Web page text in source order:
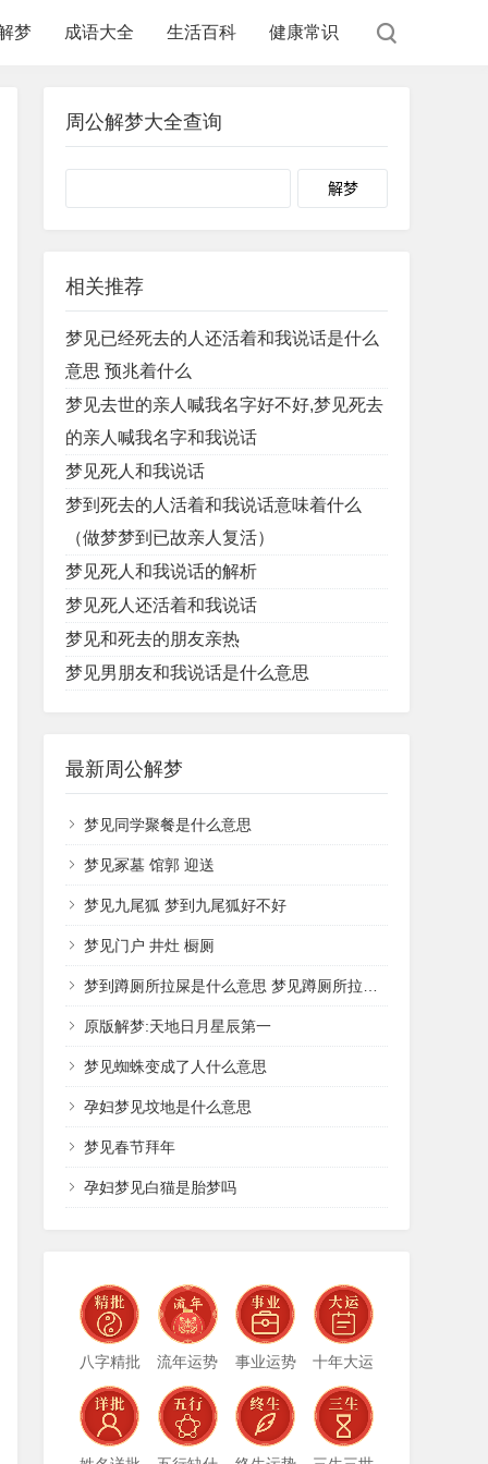
梦 成语大全 生活百科 健康常识
周公解梦大全查询
Search
相关推荐
梦见已经死去的人还活着和我说话是什么
意思 预兆着什么
梦见去世的亲人喊我名字好不好,梦见死去
的亲人喊我名字和我说话
梦见死人和我说话
梦到死去的人活着和我说话意味着什么
（做梦梦到已故亲人复活）
梦见死人和我说话的解析
梦见死人还活着和我说话
梦见和死去的朋友亲热
梦见男朋友​和我说话是什么意思
最新周公解梦
梦见同学聚餐是什么意思
梦见冢墓 馆郭 迎送
梦见九尾狐 梦到九尾狐好不好
梦见门户 井灶 橱厕
梦到蹲厕所拉屎是什么意思 梦见蹲厕所拉屎有什么预兆
原版解梦:天地日月星辰第一
梦见蜘蛛变成了人什么意思
孕妇梦见坟地是什么意思
梦见春节拜年
孕妇梦见白猫是胎梦吗
八字精批 流年运势 事业运势 十年大运